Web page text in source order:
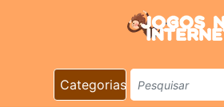
Categorias